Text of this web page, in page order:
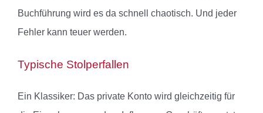
Buchführung wird es da schnell chaotisch. Und jeder
Fehler kann teuer werden.
Typische Stolperfallen
Ein Klassiker: Das private Konto wird gleichzeitig für